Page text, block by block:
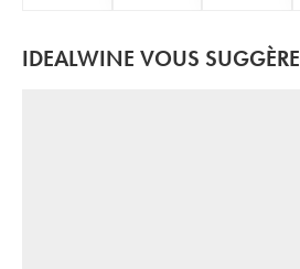
IDEALWINE VOUS SUGGÈRE